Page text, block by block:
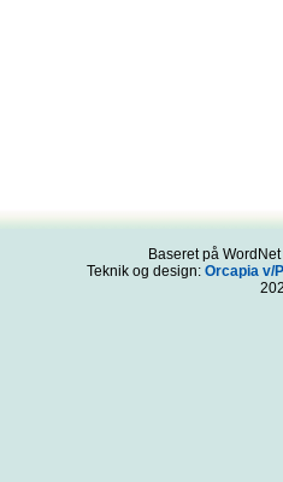
Baseret på
Teknik og design: Orcapia v/